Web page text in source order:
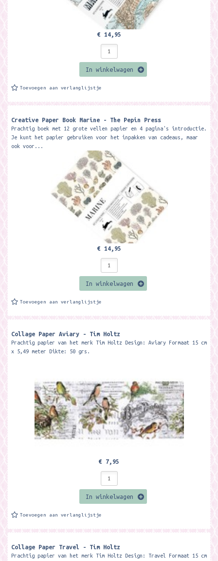
€ 14,95
In winkelwagen
Toevoegen aan verlanglijstje
Creative Paper Book Marine - The Pepin Press
Prachtig boek met 12 grote vellen papier en 4 pagina's introductie.
Je kunt het papier gebruiken voor het inpakken van cadeaus, maar
ook voor...
€ 14,95
In winkelwagen
Toevoegen aan verlanglijstje
Collage Paper Aviary - Tim Holtz
Prachtig papier van het merk Tim Holtz Design: Aviary Formaat 15 cm
x 5,49 meter Dikte: 50 grs.
€ 7,95
In winkelwagen
Toevoegen aan verlanglijstje
Collage Paper Travel - Tim Holtz
Prachtig papier van het merk Tim Holtz Design: Travel Formaat 15 cm